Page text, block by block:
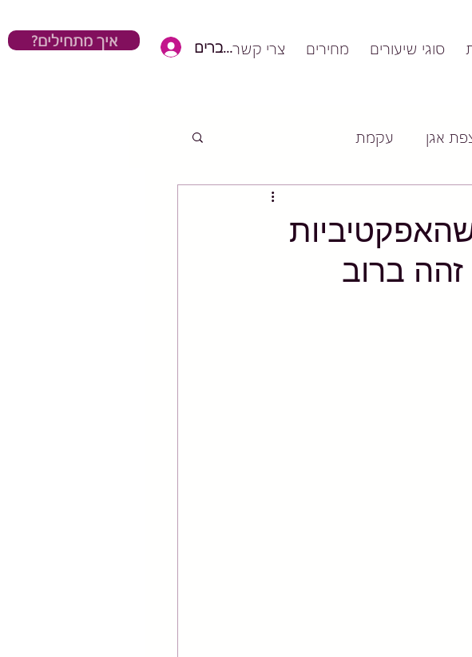
?איך מתחילים כניסת חברים סוגי שיעורים מחירים צרי קשר
אגן עקמת
ברוב